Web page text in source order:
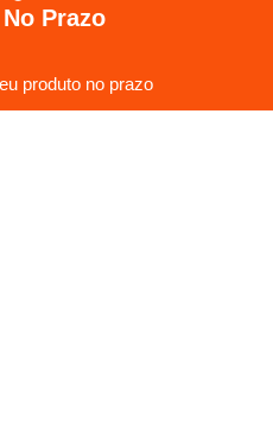
Prazo
produto no prazo